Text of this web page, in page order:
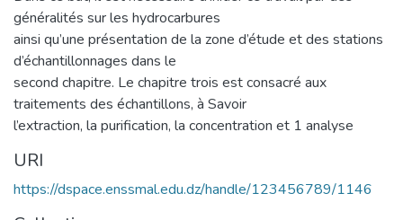
généralités sur les hydrocarbures
ainsi qu’une présentation de la zone d’étude et des stations
d’échantillonnages dans le
second chapitre. Le chapitre trois est consacré aux
traitements des échantillons, à Savoir
l’extraction, la purification, la concentration et 1 analyse
URI
https://dspace.enssmal.edu.dz/handle/123456789/1146